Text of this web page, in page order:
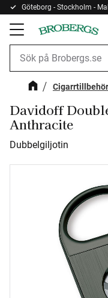
Meny
Göteborg - Stockholm -
Cigarrtillbehör
Davidoff
Anthracite
Dubbelgiljotin